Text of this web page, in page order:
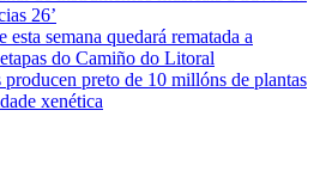
26’
semana quedará rematada a
do Camiño do Litoral
preto de 10 millóns de plantas
xenética